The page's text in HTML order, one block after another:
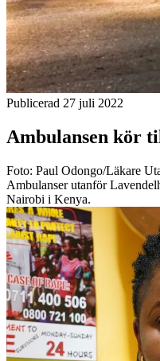
Publicerad 27 juli 2022
Ambulansen kör
Foto: Paul Odongo/Läkare
Ambulanser utanför
Nairobi i Kenya.